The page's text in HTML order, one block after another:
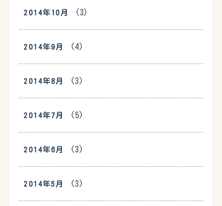
2014年10月 (3)
2014年9月 (4)
2014年8月 (3)
2014年7月 (5)
2014年6月 (3)
2014年5月 (3)